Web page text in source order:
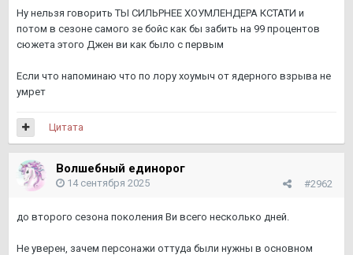
Ну нельзя говорить ТЫ СИЛЬРНЕЕ ХОУМЛЕНДЕРА КСТАТИ и
потом в сезоне самого зе бойс как бы забить на 99 процентов
сюжета этого Джен ви как было с первым
Если что напоминаю что по лору хоумыч от ядерного взрыва не
умрет
Цитата
Волшебный единорог
#2962
14 сентября 2025
до второго сезона поколения Ви всего несколько дней.
Не уверен, зачем персонажи оттуда были нужны в основном